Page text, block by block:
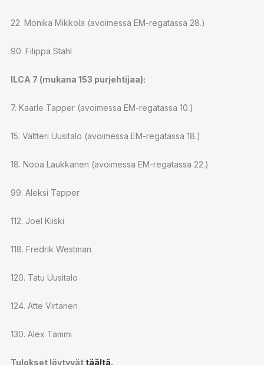
22. Monika Mikkola (avoimessa EM-regatassa 28.)
90. Filippa Stahl
ILCA 7 (mukana 153 purjehtijaa):
7. Kaarle Tapper (avoimessa EM-regatassa 10.)
15. Valtteri Uusitalo (avoimessa EM-regatassa 18.)
18. Nooa Laukkanen (avoimessa EM-regatassa 22.)
99. Aleksi Tapper
112. Joel Kiiski
118. Fredrik Westman
120. Tatu Uusitalo
124. Atte Virtanen
130. Alex Tammi
Tulokset löytyvättäältä.